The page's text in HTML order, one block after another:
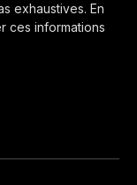
exhaustives. En
ces informations